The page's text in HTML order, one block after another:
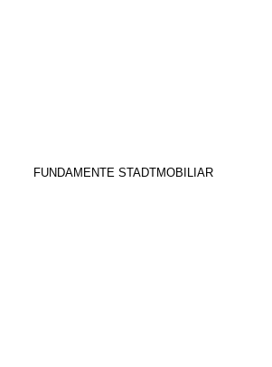
FUNDAMENTE STADTMOBILIAR